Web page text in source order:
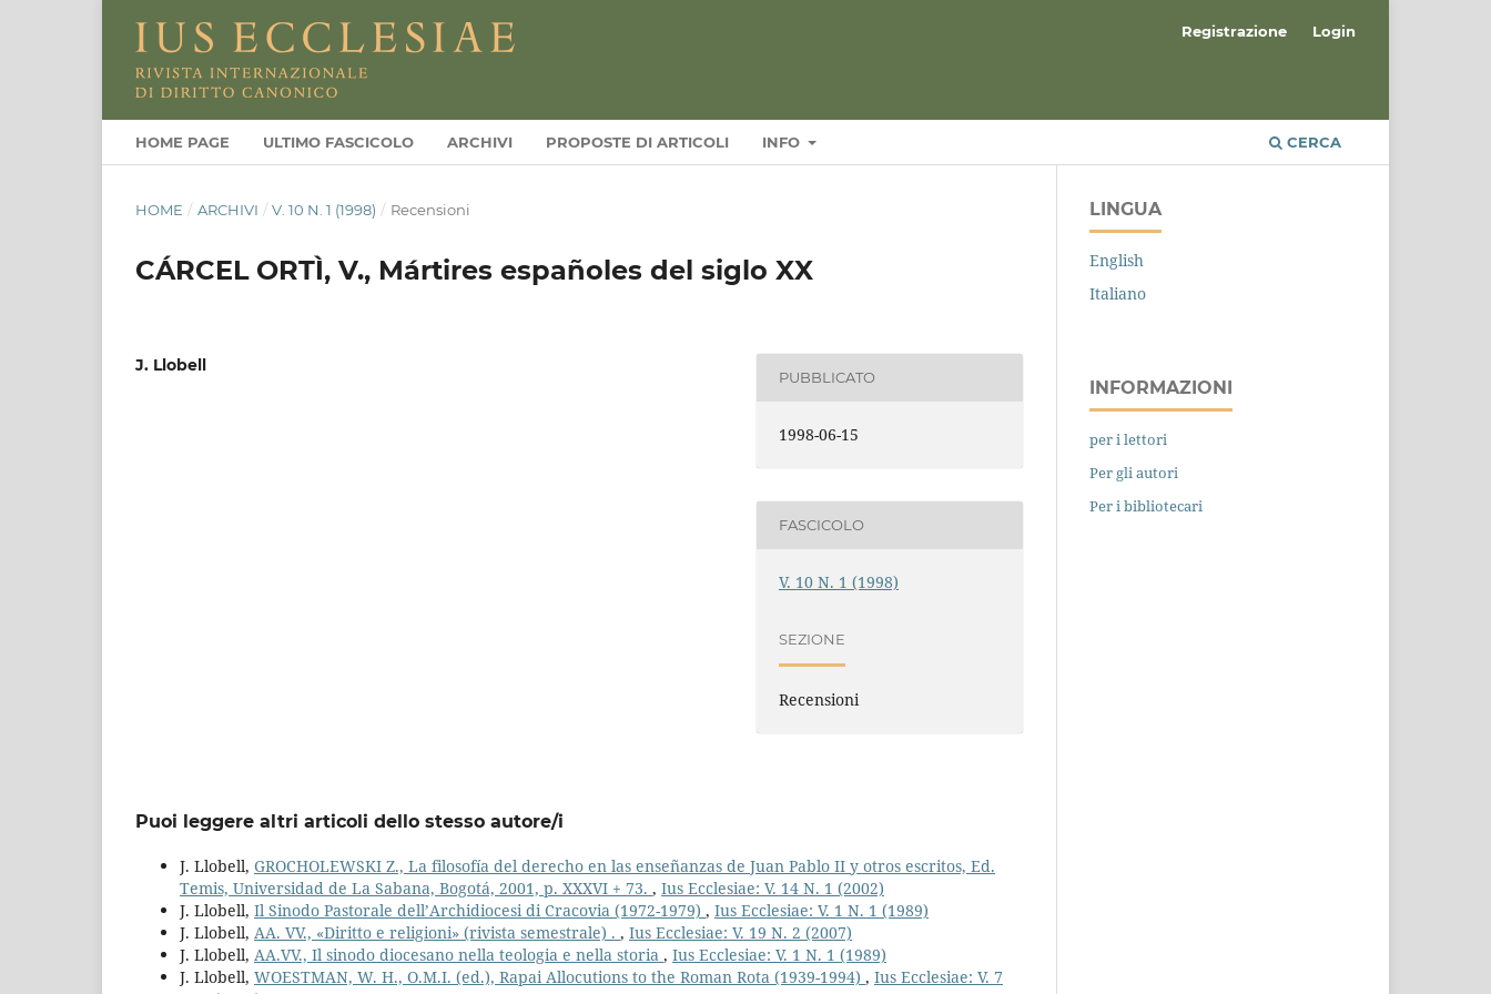
HOME PAGE ULTIMO FASCICOLO ARCHIVI PROPOSTE DI ARTICOLI INFO CERCA
Registrazione Login
HOME / ARCHIVI / V. 10 N. 1 (1998) / Recensioni
CÁRCEL ORTÌ, V., Mártires españoles del siglo XX
J. Llobell
PUBBLICATO
1998-06-15
FASCICOLO
V. 10 N. 1 (1998)
SEZIONE
Recensioni
Puoi leggere altri articoli dello stesso autore/i
J. Llobell, GROCHOLEWSKI Z., La filosofía del derecho en las enseñanzas de Juan Pablo II y otros escritos, Ed.
Temis, Universidad de La Sabana, Bogotá, 2001, p. XXXVI + 73. , Ius Ecclesiae: V. 14 N. 1 (2002)
J. Llobell, Il Sinodo Pastorale dell’Archidiocesi di Cracovia (1972-1979) , Ius Ecclesiae: V. 1 N. 1 (1989)
J. Llobell, AA. VV., «Diritto e religioni» (rivista semestrale) . , Ius Ecclesiae: V. 19 N. 2 (2007)
J. Llobell, AA.VV., Il sinodo diocesano nella teologia e nella storia , Ius Ecclesiae: V. 1 N. 1 (1989)
J. Llobell, WOESTMAN, W. H., O.M.I. (ed.), Rapai Allocutions to the Roman Rota (1939-1994) , Ius Ecclesiae: V. 7
LINGUA
English
Italiano
INFORMAZIONI
per i lettori
Per gli autori
Per i bibliotecari